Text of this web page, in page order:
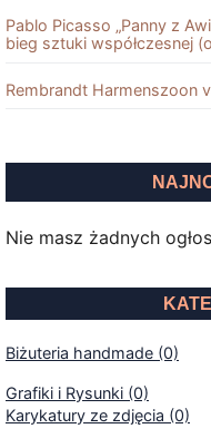
Pablo Picasso „Panny z
bieg sztuki współczesnej
Rembrandt Harmenszoon
Nie masz żadnych
Biżuteria handmade (0)
Grafiki i Rysunki (0)
Karykatury ze zdjęcia (0)